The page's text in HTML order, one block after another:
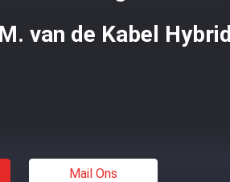
van de Kabel
Mail Ons